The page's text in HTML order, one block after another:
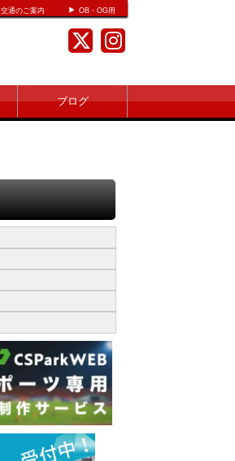
交通のご案内 OB・OG用
ブログ